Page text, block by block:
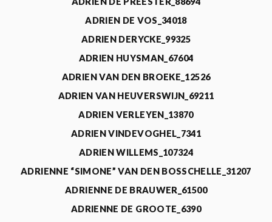
ADRIEN DE VOS_34018
ADRIEN DERYCKE_99325
ADRIEN HUYSMAN_67604
ADRIEN VAN DEN BROEKE_12526
ADRIEN VAN HEUVERSWIJN_69211
ADRIEN VERLEYEN_13870
ADRIEN VINDEVOGHEL_7341
ADRIEN WILLEMS_107324
ADRIENNE “SIMONE” VAN DEN BOSSCHELLE_31207
ADRIENNE DE BRAUWER_61500
ADRIENNE DE GROOTE_6390